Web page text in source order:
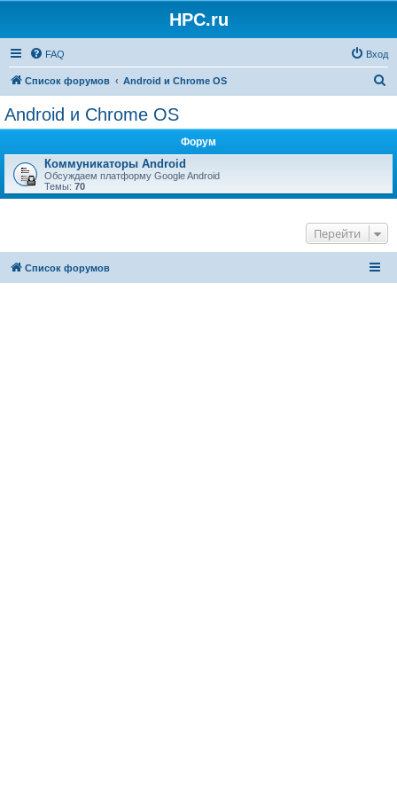
HPC.ru
FAQ Вход
Список форумов Android и Chrome OS
Android и Chrome OS
Форум
Коммуникаторы Android
Обсуждаем платформу Google Android
Темы: 70
Перейти
Список форумов